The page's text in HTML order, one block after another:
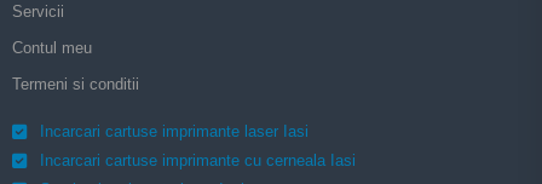
Servicii
Contul meu
Termeni si conditii
Incarcari cartuse imprimante laser Iasi
Incarcari cartuse imprimante cu cerneala Iasi